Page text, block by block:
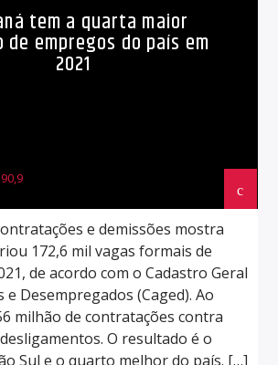
tem a quarta maior
de empregos do país em
2021
e demissões mostra
172,6 mil vagas formais de
de acordo com o Cadastro Geral
e Desempregados (Caged). Ao
milhão de contratações contra
O resultado é o
Sul e o quarto melhor do país. […]